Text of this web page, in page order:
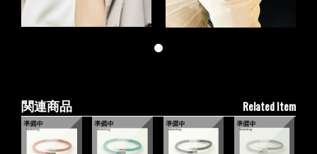
関連商品 Related Item